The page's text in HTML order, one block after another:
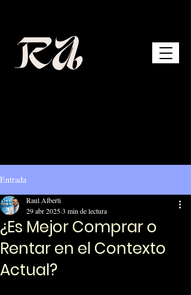
Entrada
¿Es Mejor Comprar o
Rentar en el Contexto
Actual?
Raul Alberti
29 abr 20253 min de lectura